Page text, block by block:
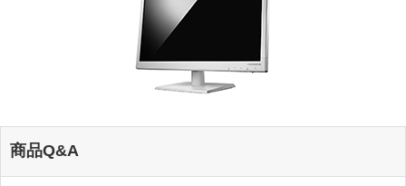
商品Q&A